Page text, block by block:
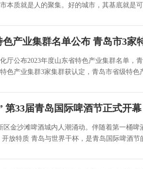
本质就是人的聚集。好的城市，其基底就是
色产业集群名单公布 青岛市3家
厅公布2023年度山东省特色产业集群名单，
色产业集群3家集群获认定，青岛市省级特色
第33届青岛国际啤酒节正式开幕
区金沙滩啤酒城内人潮涌动。伴随着第一桶
放特质 青岛与世界干杯，是青岛国际啤酒节